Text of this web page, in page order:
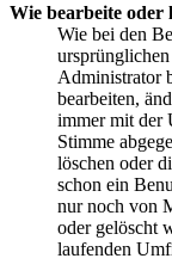
Wie bearbeite oder
Wie bei den
Administrator
bearbeiten,
immer mit der
Stimme
löschen oder
schon ein
nur noch von
oder gelöscht
laufenden